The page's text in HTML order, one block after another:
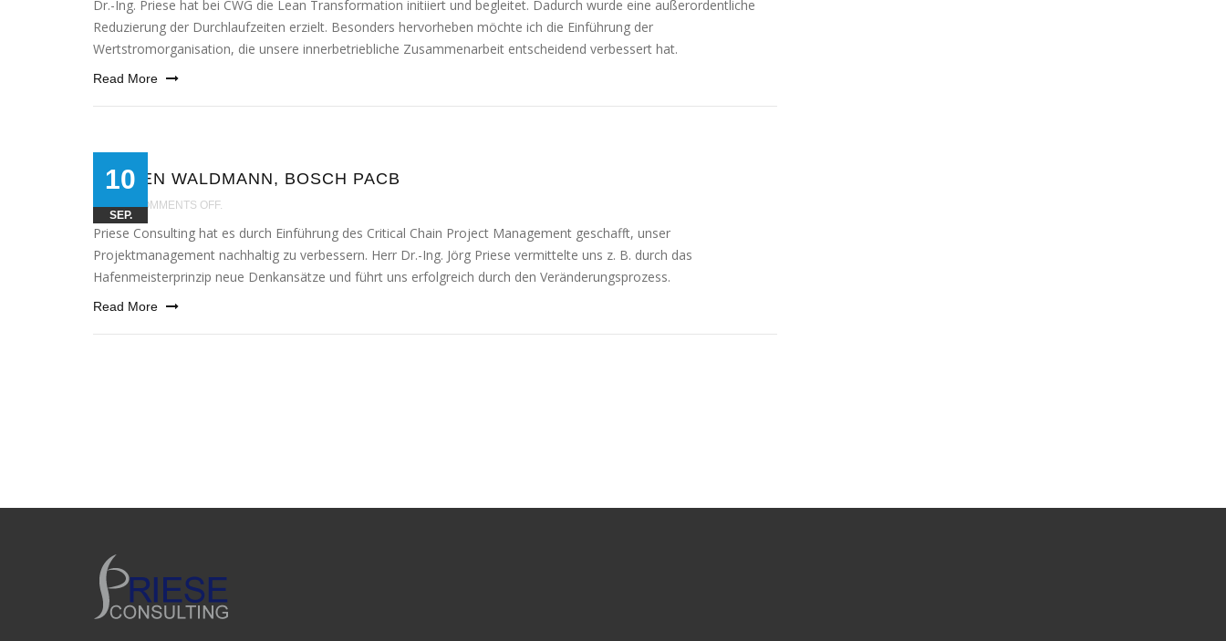
Dr.-Ing. Priese hat bei CWG die Lean Transformation initi­iert und beglei­tet. Dadurch wur­de eine außer­or­dent­li­che
Reduzierung der Durchlaufzeiten erzielt. Besonders her­vor­he­ben möch­te ich die Einführung der
Wertstromorganisation, die unse­re inner­be­trieb­li­che Zusammenarbeit ent­schei­dend ver­bes­sert hat.
Read More
10
SEP.
JÜRGEN WALDMANN, BOSCH PACB
PRIESECOMMENTS OFF.
Priese Consulting hat es durch Einführung des Critical Chain Project Management geschafft, unser
Projektmanagement nach­hal­tig zu ver­bes­sern. Herr Dr.-Ing. Jörg Priese ver­mit­tel­te uns z. B. durch das
Hafenmeisterprinzip neue Denkansätze und führt uns erfolg­reich durch den Veränderungsprozess.
Read More